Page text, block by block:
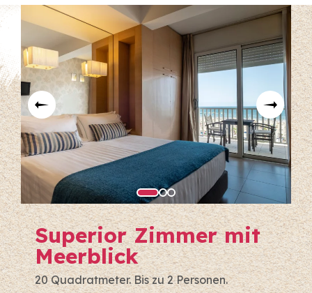
Superior Zimmer mit
Meerblick
20 Quadratmeter. Bis zu 2 Personen.